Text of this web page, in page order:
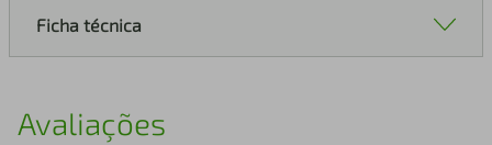
Ficha técnica
Avaliações